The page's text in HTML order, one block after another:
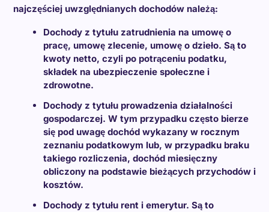
najczęściej uwzględnianych dochodów należą:
Dochody z tytułu zatrudnienia na umowę o
pracę, umowę zlecenie, umowę o dzieło. Są to
kwoty netto, czyli po potrąceniu podatku,
składek na ubezpieczenie społeczne i
zdrowotne.
Dochody z tytułu prowadzenia działalności
gospodarczej. W tym przypadku często bierze
się pod uwagę dochód wykazany w rocznym
zeznaniu podatkowym lub, w przypadku braku
takiego rozliczenia, dochód miesięczny
obliczony na podstawie bieżących przychodów i
kosztów.
Dochody z tytułu rent i emerytur. Są to